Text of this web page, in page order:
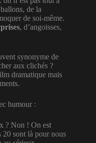
de la
de soi-même.
, d’angoisses,
synonyme de
aux clichés ?
dramatique mais
humour :
? Non ! On est
sont là pour nous